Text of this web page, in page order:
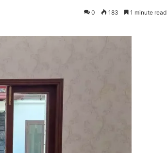
0 183 1 minute read